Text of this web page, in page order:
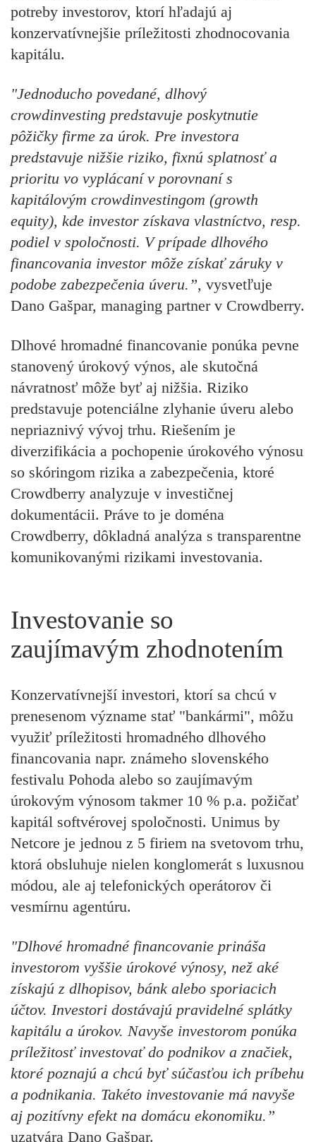
potreby investorov, ktorí hľadajú aj
konzervatívnejšie príležitosti zhodnocovania
kapitálu.
"Jednoducho povedané, dlhový
crowdinvesting predstavuje poskytnutie
pôžičky firme za úrok. Pre investora
predstavuje nižšie riziko, fixnú splatnosť a
prioritu vo vyplácaní v porovnaní s
kapitálovým crowdinvestingom (growth
equity), kde investor získava vlastníctvo, resp.
podiel v spoločnosti. V prípade dlhového
financovania investor môže získať záruky v
podobe zabezpečenia úveru.”, vysvetľuje
Dano Gašpar, managing partner v Crowdberry.
Dlhové hromadné financovanie ponúka pevne
stanovený úrokový výnos, ale skutočná
návratnosť môže byť aj nižšia. Riziko
predstavuje potenciálne zlyhanie úveru alebo
nepriaznivý vývoj trhu. Riešením je
diverzifikácia a pochopenie úrokového výnosu
so skóringom rizika a zabezpečenia, ktoré
Crowdberry analyzuje v investičnej
dokumentácii. Práve to je doména
Crowdberry, dôkladná analýza s transparentne
komunikovanými rizikami investovania.
Investovanie so
zaujímavým zhodnotením
Konzervatívnejší investori, ktorí sa chcú v
prenesenom význame stať "bankármi", môžu
využiť príležitosti hromadného dlhového
financovania napr. známeho slovenského
festivalu Pohoda alebo so zaujímavým
úrokovým výnosom takmer 10 % p.a. požičať
kapitál softvérovej spoločnosti. Unimus by
Netcore je jednou z 5 firiem na svetovom trhu,
ktorá obsluhuje nielen konglomerát s luxusnou
módou, ale aj telefonických operátorov či
vesmírnu agentúru.
"Dlhové hromadné financovanie prináša
investorom vyššie úrokové výnosy, než aké
získajú z dlhopisov, bánk alebo sporiacich
účtov. Investori dostávajú pravidelné splátky
kapitálu a úrokov. Navyše investorom ponúka
príležitosť investovať do podnikov a značiek,
ktoré poznajú a chcú byť súčasťou ich príbehu
a podnikania. Takéto investovanie má navyše
aj pozitívny efekt na domácu ekonomiku.”
uzatvára Dano Gašpar.